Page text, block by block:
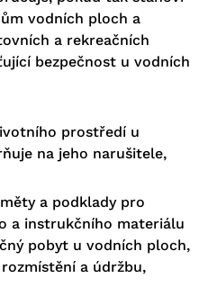
vodních ploch a
a rekreačních
bezpečnost u vodních
prostředí u
na jeho narušitele,
a podklady pro
a instrukčního materiálu
pobyt u vodních ploch,
a údržbu,